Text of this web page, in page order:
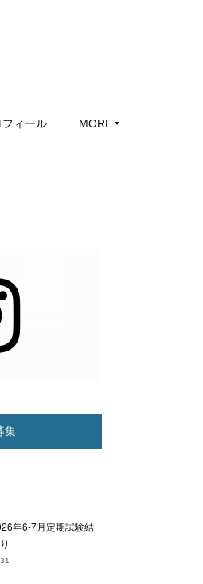
ィール MORE
集
年6-7月定期試験結